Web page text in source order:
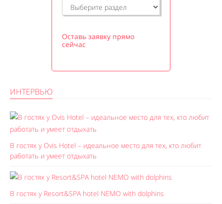
Оставь заявку прямо
сейчас
ИНТЕРВЬЮ
В гостях у Ovis Hotel – идеальное место для тех, кто любит
работать и умеет отдыхать
В гостях у Resort&SPA hotel NEMO with dolphins